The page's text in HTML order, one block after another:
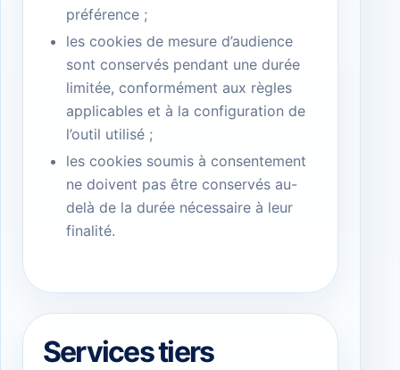
préférence ;
les cookies de mesure d’audience
sont conservés pendant une durée
limitée, conformément aux règles
applicables et à la configuration de
l’outil utilisé ;
les cookies soumis à consentement
ne doivent pas être conservés au-
delà de la durée nécessaire à leur
finalité.
Services tiers